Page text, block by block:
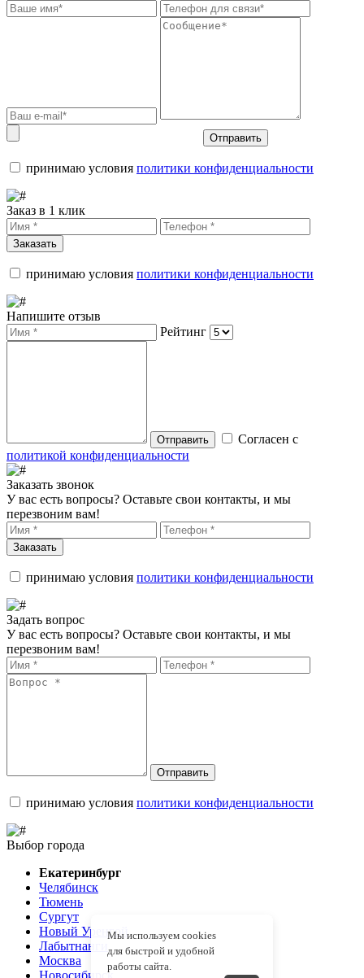
Отправить
принимаю условия политики конфиденциальности
Заказ в 1 клик
Заказать
принимаю условия политики конфиденциальности
Напишите отзыв
Рейтинг
Отправить
Согласен с
политикой конфиденциальности
Заказать звонок
У вас есть вопросы? Оставьте свои контакты, и мы
перезвоним вам!
Заказать
принимаю условия политики конфиденциальности
Задать вопрос
У вас есть вопросы? Оставьте свои контакты, и мы
перезвоним вам!
Отправить
принимаю условия политики конфиденциальности
Выбор города
Екатеринбург
Челябинск
Тюмень
Сургут
Новый Уренгой
Лабытнанги
Москва
Новосибирск
Мы используем cookies
для быстрой и удобной
работы сайта.